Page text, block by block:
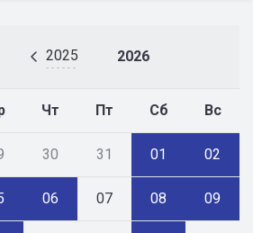
2025 2026
Чт Пт Сб Вс
30 31 01 02
06 07 08 09